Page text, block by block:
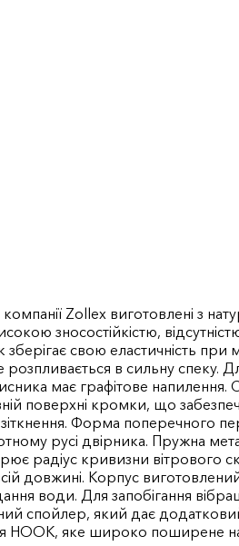
Zollex виготовлені з
зносостійкістю,
свою еластичність при
в сильну спеку.
має графітове напилення.
поверхні кромки, що
Форма поперечного
русі двірника. Пружна
радіус кривизни вітрового
довжині. Корпус
води. Для запобігання
спойлер, який дає
HOOK, яке широко поширене